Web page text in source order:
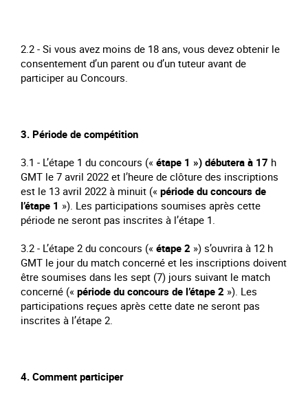
2.2 - Si vous avez moins de 18 ans, vous devez obtenir le
consentement d’un parent ou d’un tuteur avant de
participer au Concours.
3. Période de compétition
3.1 - L’étape 1 du concours (« étape 1 ») débutera à 17 h
GMT le 7 avril 2022 et l’heure de clôture des inscriptions
est le 13 avril 2022 à minuit (« période du concours de
l’étape 1 »). Les participations soumises après cette
période ne seront pas inscrites à l’étape 1.
3.2 - L’étape 2 du concours (« étape 2 ») s’ouvrira à 12 h
GMT le jour du match concerné et les inscriptions doivent
être soumises dans les sept (7) jours suivant le match
concerné (« période du concours de l’étape 2 »). Les
participations reçues après cette date ne seront pas
inscrites à l’étape 2.
4. Comment participer